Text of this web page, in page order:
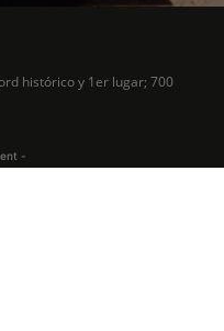
histórico y 1er lugar; 700
-